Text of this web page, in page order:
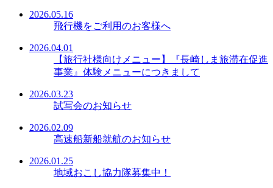
2026.05.16
飛行機をご利用のお客様へ
2026.04.01
【旅行社様向けメニュー】『長崎しま旅滞在促進
事業』体験メニューにつきまして
2026.03.23
試写会のお知らせ
2026.02.09
高速船新船就航のお知らせ
2026.01.25
地域おこし協力隊募集中！